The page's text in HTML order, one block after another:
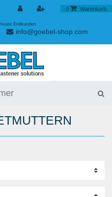
0 Warenkorb
info@goebel-shop.com
Endkunden